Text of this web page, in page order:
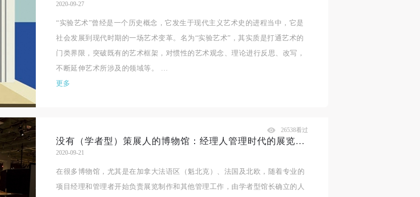
2020-09-27
“实验艺术”曾经是一个历史概念，它发生于现代主义艺术史的进程当中，它是
社会发展到现代时期的一场艺术变革。名为“实验艺术”，其实质是打通艺术的
门类界限，突破既有的艺术框架，对惯性的艺术观念、理论进行反思、改写，
不断延伸艺术所涉及的领域等。 …
更多
没有（学者型）策展人的博物馆：经理人管理时代的展览制作
2020-09-21
26538看过
在很多博物馆，尤其是在加拿大法语区（魁北克）、法国及北欧，随着专业的
项目经理和管理者开始负责展览制作和其他管理工作，由学者型馆长确立的人